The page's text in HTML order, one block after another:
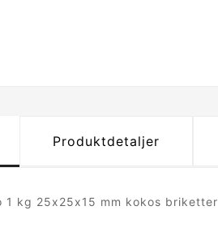
Produktdetaljer
1 kg 25x25x15 mm kokos briketter